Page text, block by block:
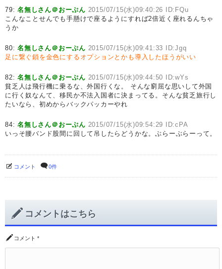
79:名無しさん＠おーぷん 2015/07/15(水)09:40:26 ID:FQu
こんなことせんでも手懸けで座るようにすれば2倍近く座れるんちゃ
うか
80:名無しさん＠おーぷん 2015/07/15(水)09:41:33 ID:Jgq
足に繋ぐ鎖を金色にするオプションとかも導入したほうがいい
82:名無しさん＠おーぷん 2015/07/15(水)09:44:50 ID:wYs
貧乏人は飛行機に乗るな、外国行くな。 そんな窮屈な思いして外国
に行く奴なんて、移民か不法入国者に決まってる。そんな貧乏旅行し
たいなら、初めからバックパッカーやれ
84:名無しさん＠おーぷん 2015/07/15(水)09:54:29 ID:cPA
いっそ腰バンド股間に回して吊したらどうかな。ぶらーぶらーって。
コメント 0件
コメントはこちら
コメント *